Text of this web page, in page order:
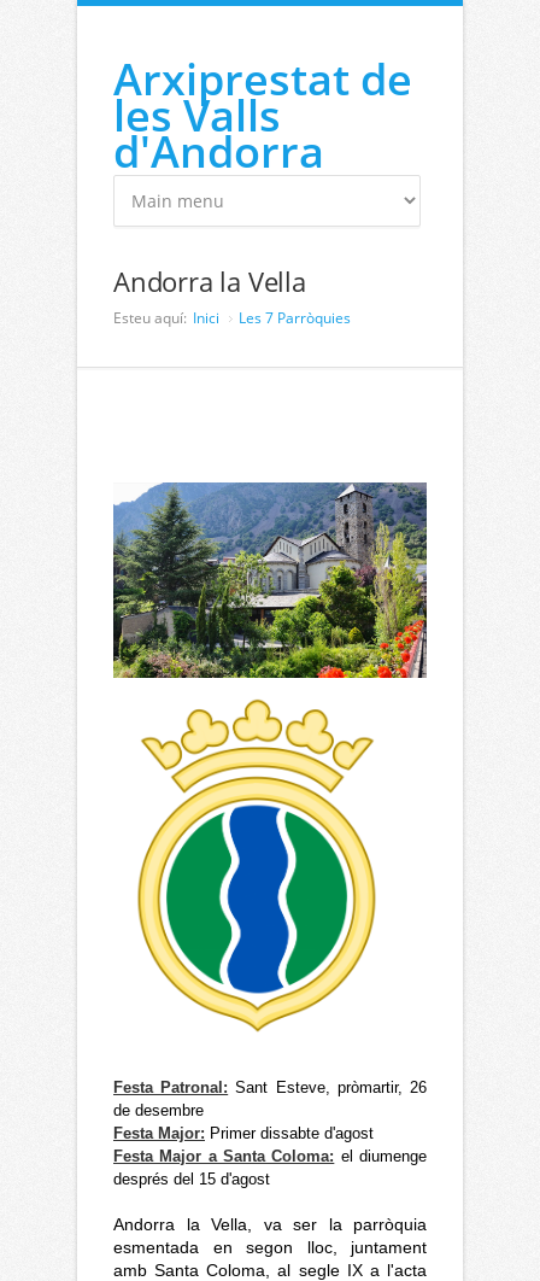
Vés al contingut
Arxiprestat de
les Valls
d'Andorra
Andorra la Vella
Esteu aquí: Inici Les 7 Parròquies
Festa Patronal: Sant Esteve, pròmartir, 26
de desembre
Festa Major: Primer dissabte d'agost
Festa Major a Santa Coloma: el diumenge
després del 15 d'agost
Andorra la Vella, va ser la parròquia
esmentada en segon lloc, juntament
amb Santa Coloma, al segle IX a l'acta